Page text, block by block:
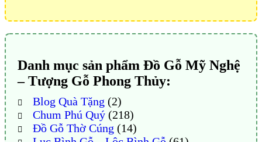
Danh mục sản phẩm Đồ Gỗ Mỹ Nghệ
– Tượng Gỗ Phong Thủy:
Blog Quà Tặng (2)
Chum Phú Quý(218)
Đồ Gỗ Thờ Cúng (14)